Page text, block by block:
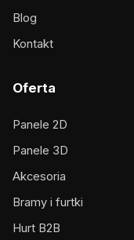
Blog
Kontakt
Oferta
Panele 2D
Panele 3D
Akcesoria
Bramy i furtki
Hurt B2B